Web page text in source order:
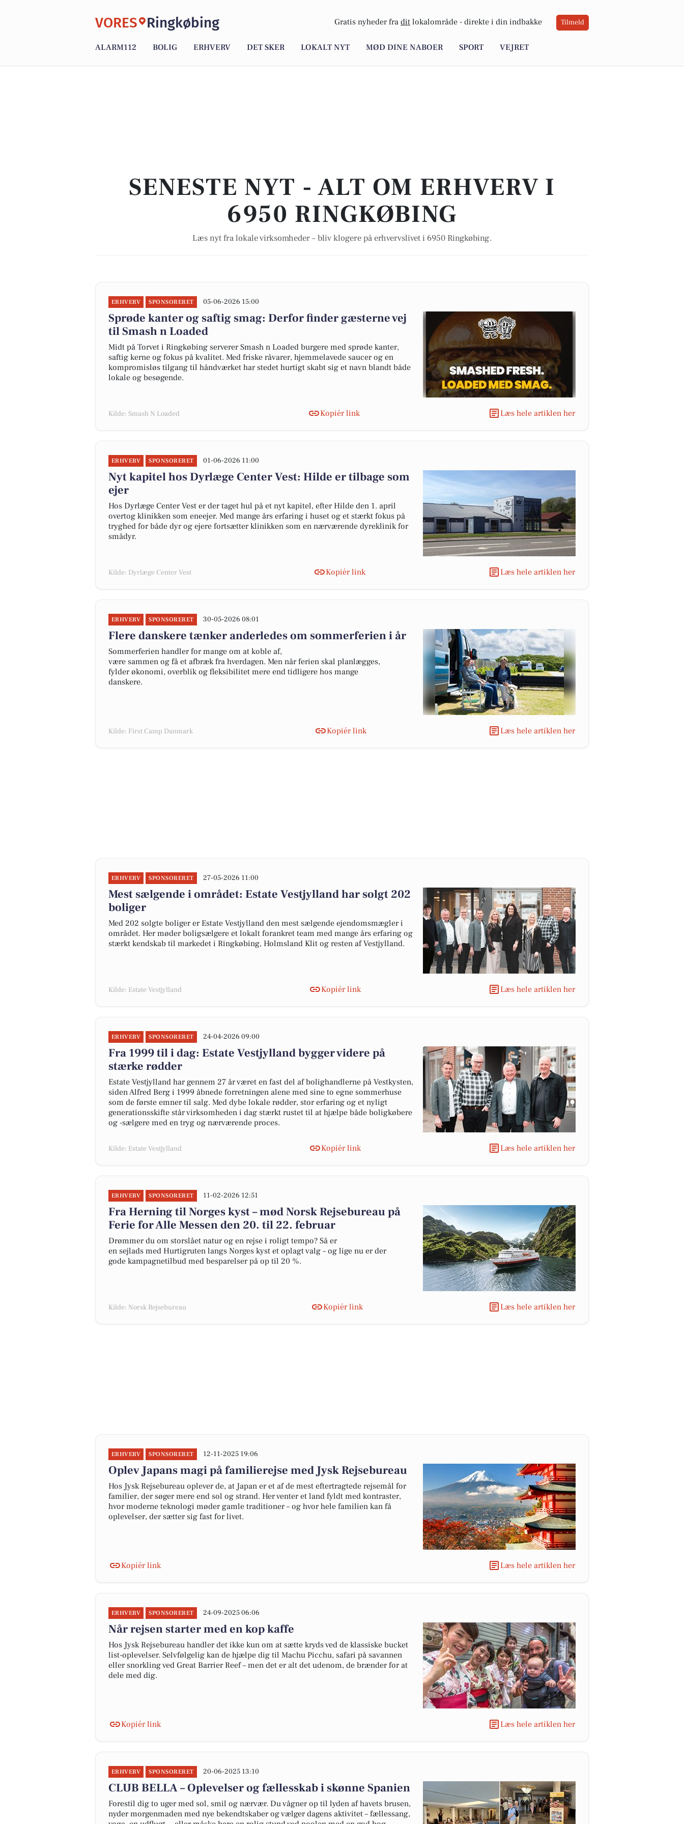
VORES Ringkøbing Gratis nyheder fra dit lokalområde - direkte i din indbakke Tilmeld
ALARM112 BOLIG ERHVERV DET SKER LOKALT NYT MØD DINE NABOER SPORT VEJRET
SENESTE NYT - ALT OM ERHVERV I
6950 RINGKØBING
Læs nyt fra lokale virksomheder – bliv klogere på erhvervslivet i 6950 Ringkøbing.
ERHVERV SPONSORERET 05-06-2026 15:00
Sprøde kanter og saftig smag: Derfor finder gæsterne vej
til Smash n Loaded
Midt på Torvet i Ringkøbing serverer Smash n Loaded burgere med sprøde kanter,
saftig kerne og fokus på kvalitet. Med friske råvarer, hjemmelavede saucer og en
kompromisløs tilgang til håndværket har stedet hurtigt skabt sig et navn blandt både
lokale og besøgende.
Kilde: Smash N Loaded Kopiér link Læs hele artiklen her
ERHVERV SPONSORERET 01-06-2026 11:00
Nyt kapitel hos Dyrlæge Center Vest: Hilde er tilbage som
ejer
Hos Dyrlæge Center Vest er der taget hul på et nyt kapitel, efter Hilde den 1. april
overtog klinikken som eneejer. Med mange års erfaring i huset og et stærkt fokus på
tryghed for både dyr og ejere fortsætter klinikken som en nærværende dyreklinik for
smådyr.
Kilde: Dyrlæge Center Vest Kopiér link Læs hele artiklen her
ERHVERV SPONSORERET 30-05-2026 08:01
Flere danskere tænker anderledes om sommerferien i år
Sommerferien handler for mange om at koble af,
være sammen og få et afbræk fra hverdagen. Men når ferien skal planlægges,
fylder økonomi, overblik og fleksibilitet mere end tidligere hos mange
danskere.
Kilde: First Camp Danmark Kopiér link Læs hele artiklen her
ERHVERV SPONSORERET 27-05-2026 11:00
Mest sælgende i området: Estate Vestjylland har solgt 202
boliger
Med 202 solgte boliger er Estate Vestjylland den mest sælgende ejendomsmægler i
området. Her møder boligsælgere et lokalt forankret team med mange års erfaring og
stærkt kendskab til markedet i Ringkøbing, Holmsland Klit og resten af Vestjylland.
Kilde: Estate Vestjylland Kopiér link Læs hele artiklen her
ERHVERV SPONSORERET 24-04-2026 09:00
Fra 1999 til i dag: Estate Vestjylland bygger videre på
stærke rødder
Estate Vestjylland har gennem 27 år været en fast del af bolighandlerne på Vestkysten,
siden Alfred Berg i 1999 åbnede forretningen alene med sine to egne sommerhuse
som de første emner til salg. Med dybe lokale rødder, stor erfaring og et nyligt
generationsskifte står virksomheden i dag stærkt rustet til at hjælpe både boligkøbere
og -sælgere med en tryg og nærværende proces.
Kilde: Estate Vestjylland Kopiér link Læs hele artiklen her
ERHVERV SPONSORERET 11-02-2026 12:51
Fra Herning til Norges kyst – mød Norsk Rejsebureau på
Ferie for Alle Messen den 20. til 22. februar
Drømmer du om storslået natur og en rejse i roligt tempo? Så er
en sejlads med Hurtigruten langs Norges kyst et oplagt valg – og lige nu er der
gode kampagnetilbud med besparelser på op til 20 %.
Kilde: Norsk Rejsebureau Kopiér link Læs hele artiklen her
ERHVERV SPONSORERET 12-11-2025 19:06
Oplev Japans magi på familierejse med Jysk Rejsebureau
Hos Jysk Rejsebureau oplever de, at Japan er et af de mest eftertragtede rejsemål for
familier, der søger mere end sol og strand. Her venter et land fyldt med kontraster,
hvor moderne teknologi møder gamle traditioner – og hvor hele familien kan få
oplevelser, der sætter sig fast for livet.
Kopiér link Læs hele artiklen her
ERHVERV SPONSORERET 24-09-2025 06:06
Når rejsen starter med en kop kaffe
Hos Jysk Rejsebureau handler det ikke kun om at sætte kryds ved de klassiske bucket
list-oplevelser. Selvfølgelig kan de hjælpe dig til Machu Picchu, safari på savannen
eller snorkling ved Great Barrier Reef – men det er alt det udenom, de brænder for at
dele med dig.
Kopiér link Læs hele artiklen her
ERHVERV SPONSORERET 20-06-2025 13:10
CLUB BELLA – Oplevelser og fællesskab i skønne Spanien
Forestil dig to uger med sol, smil og nærvær. Du vågner op til lyden af havets brusen,
nyder morgenmaden med nye bekendtskaber og vælger dagens aktivitet – fællessang,